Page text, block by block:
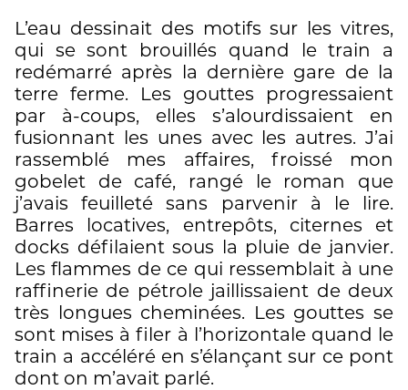
L’eau dessinait des motifs sur les vitres,
qui se sont brouillés quand le train a
redémarré après la dernière gare de la
terre ferme. Les gouttes progressaient
par à-coups, elles s’alourdissaient en
fusionnant les unes avec les autres. J’ai
rassemblé mes affaires, froissé mon
gobelet de café, rangé le roman que
j’avais feuilleté sans parvenir à le lire.
Barres locatives, entrepôts, citernes et
docks défilaient sous la pluie de janvier.
Les flammes de ce qui ressemblait à une
raffinerie de pétrole jaillissaient de deux
très longues cheminées. Les gouttes se
sont mises à filer à l’horizontale quand le
train a accéléré en s’élançant sur ce pont
dont on m’avait parlé.